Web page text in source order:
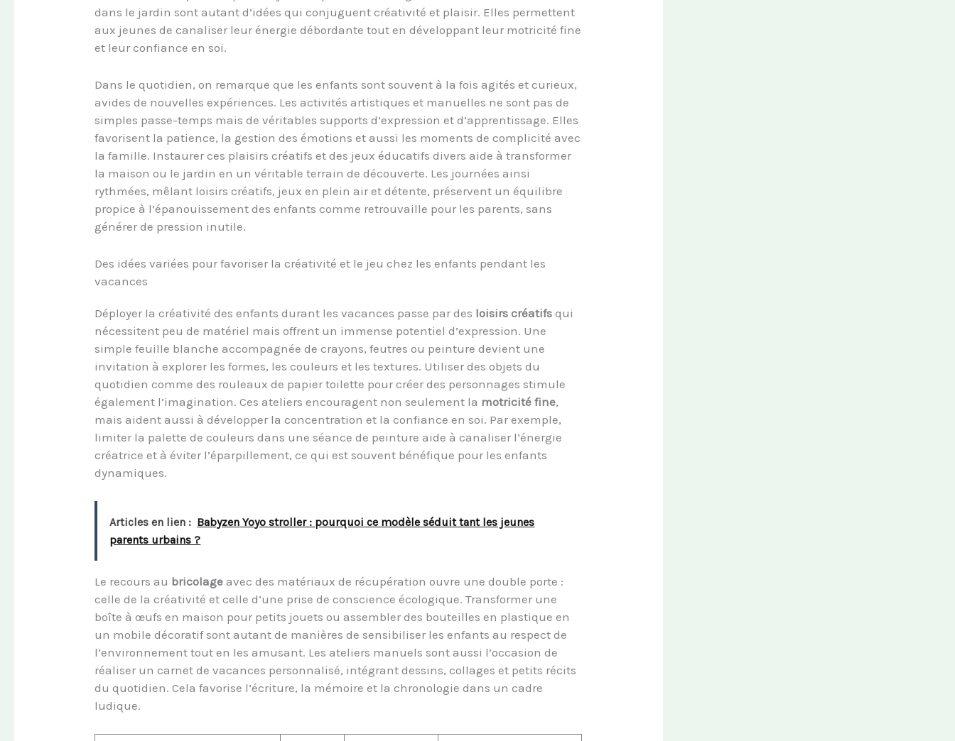
dans le jardin sont autant d’idées qui conjuguent créativité et plaisir. Elles permettent
aux jeunes de canaliser leur énergie débordante tout en développant leur motricité fine
et leur confiance en soi.
Dans le quotidien, on remarque que les enfants sont souvent à la fois agités et curieux,
avides de nouvelles expériences. Les activités artistiques et manuelles ne sont pas de
simples passe-temps mais de véritables supports d’expression et d’apprentissage. Elles
favorisent la patience, la gestion des émotions et aussi les moments de complicité avec
la famille. Instaurer ces plaisirs créatifs et des jeux éducatifs divers aide à transformer
la maison ou le jardin en un véritable terrain de découverte. Les journées ainsi
rythmées, mêlant loisirs créatifs, jeux en plein air et détente, préservent un équilibre
propice à l’épanouissement des enfants comme retrouvaille pour les parents, sans
générer de pression inutile.
Des idées variées pour favoriser la créativité et le jeu chez les enfants pendant les
vacances
Déployer la créativité des enfants durant les vacances passe par des loisirs créatifs qui
nécessitent peu de matériel mais offrent un immense potentiel d’expression. Une
simple feuille blanche accompagnée de crayons, feutres ou peinture devient une
invitation à explorer les formes, les couleurs et les textures. Utiliser des objets du
quotidien comme des rouleaux de papier toilette pour créer des personnages stimule
également l’imagination. Ces ateliers encouragent non seulement la motricité fine,
mais aident aussi à développer la concentration et la confiance en soi. Par exemple,
limiter la palette de couleurs dans une séance de peinture aide à canaliser l’énergie
créatrice et à éviter l’éparpillement, ce qui est souvent bénéfique pour les enfants
dynamiques.
Articles en lien : Babyzen Yoyo stroller : pourquoi ce modèle séduit tant les jeunes
parents urbains ?
Le recours au bricolage avec des matériaux de récupération ouvre une double porte :
celle de la créativité et celle d’une prise de conscience écologique. Transformer une
boîte à œufs en maison pour petits jouets ou assembler des bouteilles en plastique en
un mobile décoratif sont autant de manières de sensibiliser les enfants au respect de
l’environnement tout en les amusant. Les ateliers manuels sont aussi l’occasion de
réaliser un carnet de vacances personnalisé, intégrant dessins, collages et petits récits
du quotidien. Cela favorise l’écriture, la mémoire et la chronologie dans un cadre
ludique.